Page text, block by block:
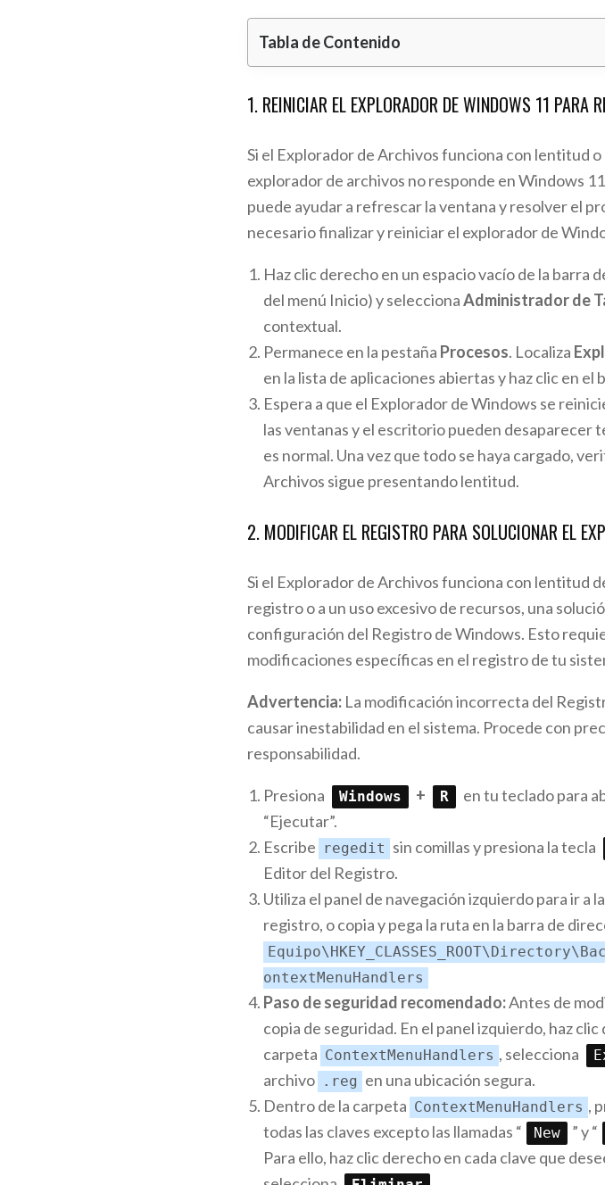
Tabla de Contenido
1. REINICIAR EL EXPLORADOR DE WINDOWS 11 PARA
Si el Explorador de Archivos funciona con lentitud
explorador de archivos no responde en Windows
puede ayudar a refrescar la ventana y resolver el
necesario finalizar y reiniciar el explorador de
Haz clic derecho en un espacio vacío de la barra
del menú Inicio) y seleccionaAdministrador de
contextual.
Permanece en la pestaña Procesos. Localiza
en la lista de aplicaciones abiertas y haz clic en el
Espera a que el Explorador de Windows se
las ventanas y el escritorio pueden desaparecer
es normal. Una vez que todo se haya cargado,
Archivos sigue presentando lentitud.
2. MODIFICAR EL REGISTRO PARA SOLUCIONAR EL
Si el Explorador de Archivos funciona con lentitud
registro o a un uso excesivo de recursos, una
configuración del Registro de Windows. Esto
modificaciones específicas en el registro de tu
Advertencia: La modificación incorrecta del
causar inestabilidad en el sistema. Procede con
responsabilidad.
Presiona Windows + R
en tu teclado para
“Ejecutar”.
Escribe
regedit sin comillas y presiona la tecla
Editor del Registro.
Utiliza el panel de navegación izquierdo para ir a
registro, o copia y pega la ruta en la barra de
ontextMenuHandlers
Paso de seguridad recomendado:Antes de
copia de seguridad. En el panel izquierdo, haz
carpeta ContextMenuHandlers , selecciona
archivo
.reg en una ubicación segura.
Dentro de la carpeta ContextMenuHandlers ,
todas las claves excepto las llamadas “
New ” y “
Para ello, haz clic derecho en cada clave que